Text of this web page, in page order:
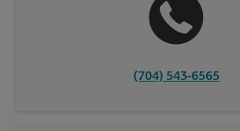
(704) 543-6565